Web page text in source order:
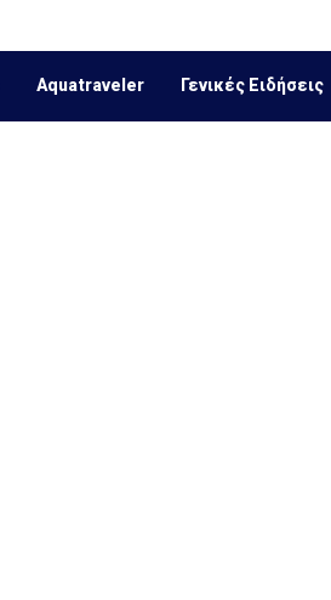
Aquatraveler Γενικές Ειδήσεις